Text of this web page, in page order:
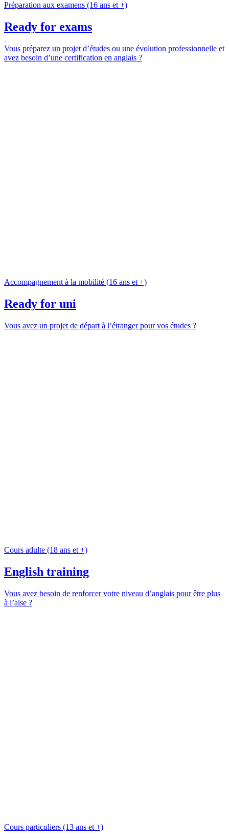
Préparation aux examens (16 ans et +)
Ready for exams
Vous préparez un projet d’études ou une évolution professionnelle et
avez besoin d’une certification en anglais ?
Accompagnement à la mobilité (16 ans et +)
Ready for uni
Vous avez un projet de départ à l’étranger pour vos études ?
Cours adulte (18 ans et +)
English training
Vous avez besoin de renforcer votre niveau d’anglais pour être plus
à l’aise ?
Cours particuliers (13 ans et +)